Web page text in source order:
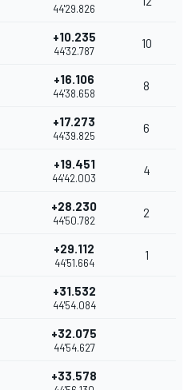
44'29.826
+10.235
44'32.787
10
+16.106
44'38.658
8
+17.273
44'39.825
6
+19.451
44'42.003
4
+28.230
44'50.782
2
+29.112
44'51.664
1
+31.532
44'54.084
+32.075
44'54.627
+33.578